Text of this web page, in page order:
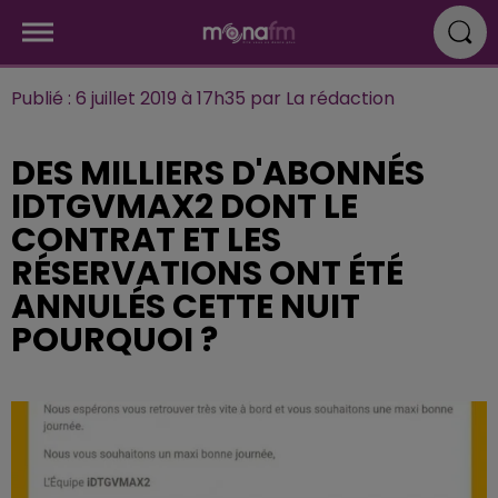
Publié : 6 juillet 2019 à 17h35 par La rédaction
DES MILLIERS D'ABONNÉS
IDTGVMAX2 DONT LE
CONTRAT ET LES
RÉSERVATIONS ONT ÉTÉ
ANNULÉS CETTE NUIT
POURQUOI ?